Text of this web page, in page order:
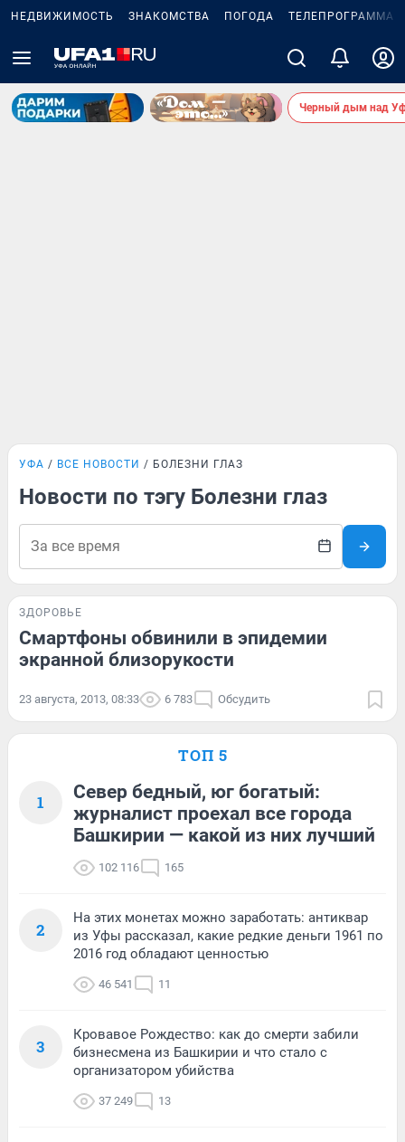
НЕДВИЖИМОСТЬ ЗНАКОМСТВА ПОГОДА ТЕЛЕПРОГРАММА
Черный дым над
УФА ВСЕ НОВОСТИ БОЛЕЗНИ ГЛАЗ
Новости по тэгу Болезни глаз
ЗДОРОВЬЕ
Смартфоны обвинили в эпидемии
экранной близорукости
23 августа, 2013, 08:33 6 783 Обсудить
ТОП 5
1
Север бедный, юг богатый:
журналист проехал все города
Башкирии — какой из них лучший
102 116 165
2
На этих монетах можно заработать: антиквар
из Уфы рассказал, какие редкие деньги 1961 по
2016 год обладают ценностью
46 541 11
3
Кровавое Рождество: как до смерти забили
бизнесмена из Башкирии и что стало с
организатором убийства
37 249 13